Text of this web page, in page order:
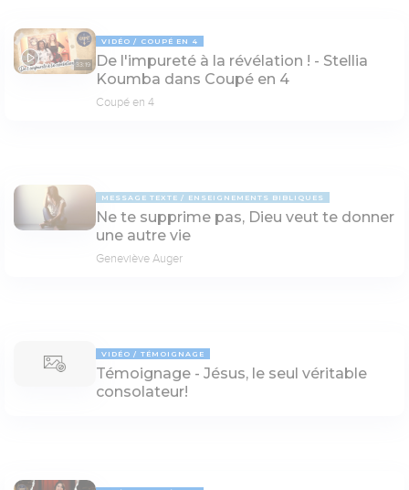
33:19
VIDÉO COUPÉ EN 4
De l'impureté à la révélation ! - Stellia
Koumba dans Coupé en 4
Coupé en 4
MESSAGE TEXTE ENSEIGNEMENTS BIBLIQUES
Ne te supprime pas, Dieu veut te donner
une autre vie
Geneviève Auger
VIDÉO TÉMOIGNAGE
Témoignage - Jésus, le seul véritable
consolateur!